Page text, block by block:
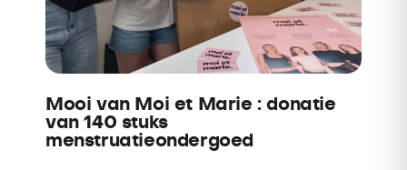
Mooi van Moi et Marie : donatie
van 140 stuks
menstruatieondergoed